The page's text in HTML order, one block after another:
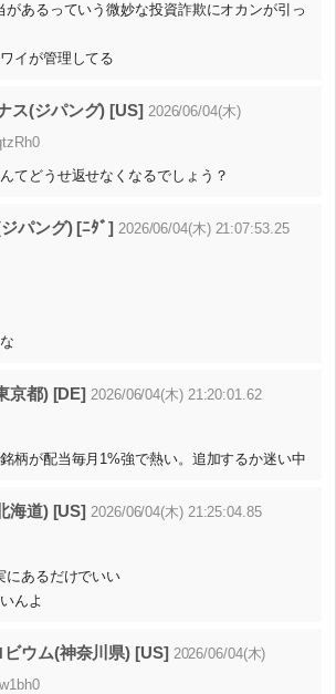
があるっていう微妙な投資詐欺にオカンが引っ
イが管理してる
ス(ジパング) [US] 2026/06/04(木)
てどうせ返せなくなるでしょう？
パング) [ﾆﾀﾞ] 2026/06/04(木) 21:07:53.25
京都) [DE] 2026/06/04(木) 21:20:01.62
柄が配当毎月1%強で熱い。追加するか迷い中
海道) [US] 2026/06/04(木) 21:25:04.85
にあるだけでいい
んよ
ビウム(神奈川県) [US] 2026/06/04(木)